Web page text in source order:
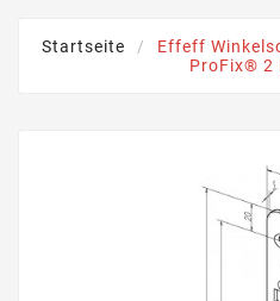
Startseite
Effeff
ProFix® 2